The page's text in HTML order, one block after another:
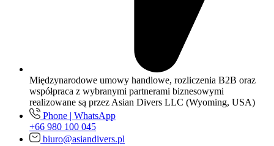
Międzynarodowe umowy handlowe, rozliczenia B2B oraz
współpraca z wybranymi partnerami biznesowymi
realizowane są przez Asian Divers LLC (Wyoming, USA)
Phone | WhatsApp
+66 980 100 045
biuro@asiandivers.pl